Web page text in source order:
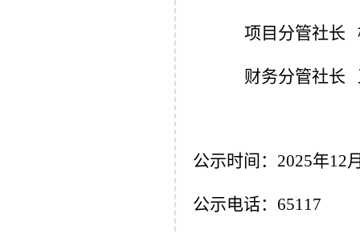
项目分管社长
财务分管社长
公示时间： 2025年12
公示电话： 65117